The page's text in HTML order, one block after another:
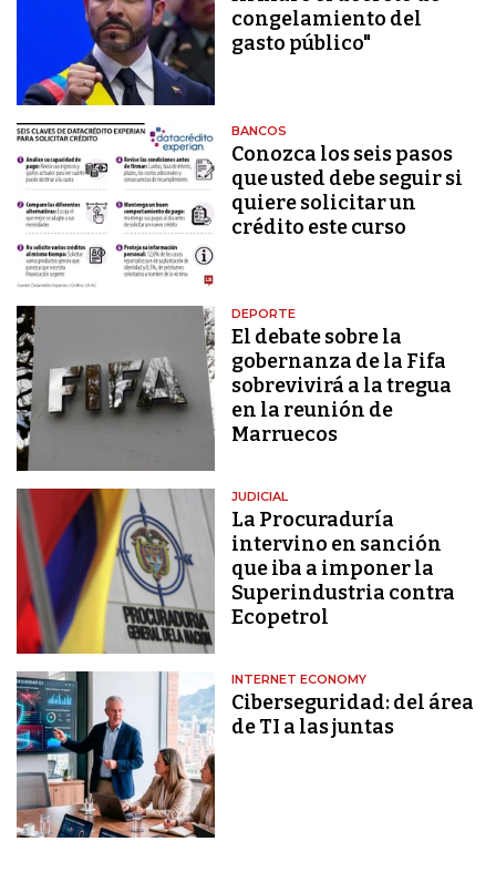
congelamiento del
gasto público"
BANCOS
Conozca los seis pasos
que usted debe seguir si
quiere solicitar un
crédito este curso
DEPORTE
El debate sobre la
gobernanza de la Fifa
sobrevivirá a la tregua
en la reunión de
Marruecos
JUDICIAL
La Procuraduría
intervino en sanción
que iba a imponer la
Superindustria contra
Ecopetrol
INTERNET ECONOMY
Ciberseguridad: del área
de TI a las juntas